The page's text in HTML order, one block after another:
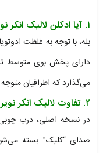
۱. آیا ادکلن لالیک انکر نویر پخش بوی بالایی دارد؟
بله، با توجه به غلظت
دارای پخش بوی متوسط
می‌گذارد که اطرافیان
۲. تفاوت لالیک انکر نویر اصلی و فیک در چیست؟
در نسخه اصلی، درب
صدای “کلیک” بسته